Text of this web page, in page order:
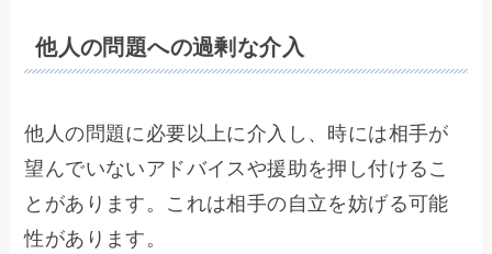
他人の問題への過剰な介入
他人の問題に必要以上に介入し、時には相手が
望んでいないアドバイスや援助を押し付けるこ
とがあります。これは相手の自立を妨げる可能
性があります。